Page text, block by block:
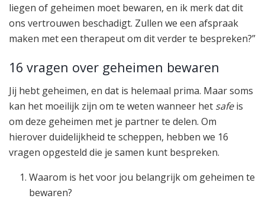
liegen of geheimen moet bewaren, en ik merk dat dit
ons vertrouwen beschadigt. Zullen we een afspraak
maken met een therapeut om dit verder te bespreken?”
16 vragen over geheimen bewaren
Jij hebt geheimen, en dat is helemaal prima. Maar soms
kan het moeilijk zijn om te weten wanneer het safeis
om deze geheimen met je partner te delen. Om
hierover duidelijkheid te scheppen, hebben we 16
vragen opgesteld die je samen kunt bespreken.
Waarom is het voor jou belangrijk om geheimen te
bewaren?